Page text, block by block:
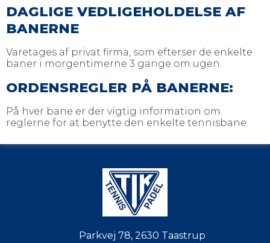
DAGLIGE VEDLIGEHOLDELSE AF
BANERNE
Varetages af privat firma, som efterser de enkelte
baner i morgentimerne 3 gange om ugen.
ORDENSREGLER PÅ BANERNE:
På hver bane er der vigtig information om
reglerne for at benytte den enkelte tennisbane.
Parkvej 78, 2630 Taastrup